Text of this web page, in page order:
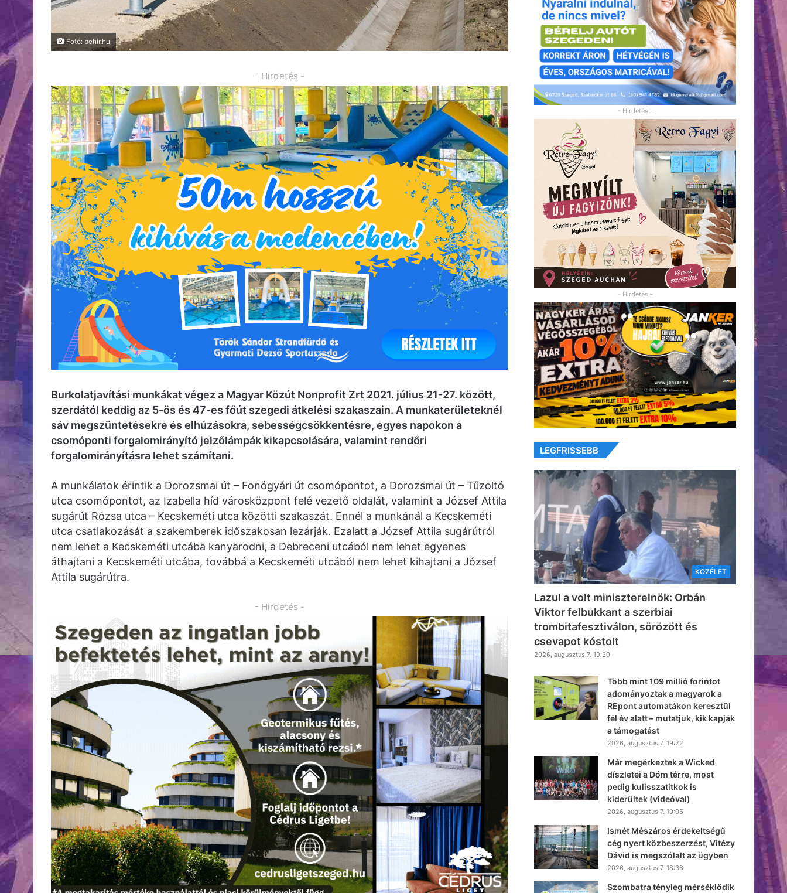
Fotó: behir.hu
- Hirdetés -
Burkolatjavítási munkákat végez a Magyar Közút Nonprofit Zrt 2021. július 21-27. között,
szerdától keddig az 5-ös és 47-es főút szegedi átkelési szakaszain. A munkaterületeknél
sáv megszüntetésekre és elhúzásokra, sebességcsökkentésre, egyes napokon a
csomóponti forgalomirányító jelzőlámpák kikapcsolására, valamint rendőri
forgalomirányításra lehet számítani.
A munkálatok érintik a Dorozsmai út – Fonógyári út csomópontot, a Dorozsmai út – Tűzoltó
utca csomópontot, az Izabella híd városközpont felé vezető oldalát, valamint a József Attila
sugárút Rózsa utca – Kecskeméti utca közötti szakaszát. Ennél a munkánál a Kecskeméti
utca csatlakozását a szakemberek időszakosan lezárják. Ezalatt a József Attila sugárútról
nem lehet a Kecskeméti utcába kanyarodni, a Debreceni utcából nem lehet egyenes
áthajtani a Kecskeméti utcába, továbbá a Kecskeméti utcából nem lehet kihajtani a József
Attila sugárútra.
- Hirdetés -
- Hirdetés -
- Hirdetés -
LEGFRISSEBB
KÖZÉLET
Lazul a volt miniszterelnök: Orbán
Viktor felbukkant a szerbiai
trombitafesztiválon, sörözött és
csevapot kóstolt
2026, augusztus 7. 19:39
Több mint 109 millió forintot
adományoztak a magyarok a
REpont automatákon keresztül
fél év alatt – mutatjuk, kik kapják
a támogatást
2026, augusztus 7. 19:22
Már megérkeztek a Wicked
díszletei a Dóm térre, most
pedig kulisszatitkok is
kiderültek (videóval)
2026, augusztus 7. 19:05
Ismét Mészáros érdekeltségű
cég nyert közbeszerzést, Vitézy
Dávid is megszólalt az ügyben
2026, augusztus 7. 18:36
Szombatra tényleg mérséklődik